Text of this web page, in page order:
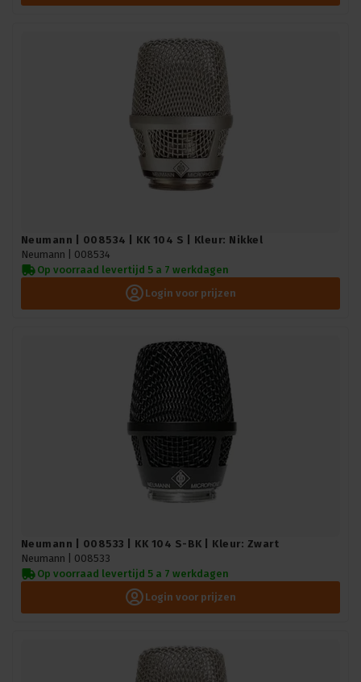
Neumann | 008534 | KK 104 S | Kleur: Nikkel
Neumann | 008534
Op voorraad levertijd 5 a 7 werkdagen
Login voor prijzen
Neumann | 008533 | KK 104 S-BK | Kleur: Zwart
Neumann | 008533
Op voorraad levertijd 5 a 7 werkdagen
Login voor prijzen